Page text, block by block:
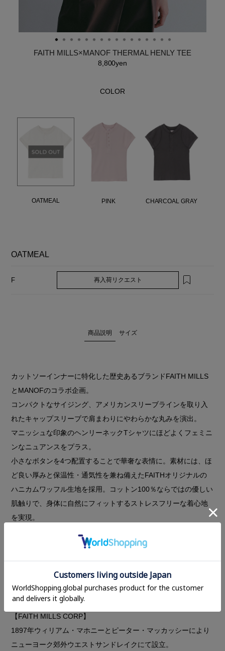
FAITH MILLS×MANOF THERMAL HENLY TEE
8,800yen
COLOR
OATMEAL PINK CHARCOAL GRAY
OATMEAL
F 再入荷リクエスト
商品説明 サイズ
カットソーインナーに特化した歴史あるブランドFAITH MILLS
とMANOFのコラボ企画。
コンパクトなサイジング、アメリカンスリーブラインを取り入
れたキャップスリーブで肩まわりにやわらかな丸みを演出。
マニッシュな印象のヘンリーネックTシャツにほどよくフェミニ
ンなニュアンスをプラス。
小さなボタンを4つ配置することで華奢な表情に。素材には、ほ
ど良い厚みと保温性・通気性を兼ね備えたFAITHオリジナルの
ハニカムワッフル生地を採用。コットン100％ならではの優しい
肌触りで、身体に自然にフィットするストレスフリーな着心地
を実現。
一枚でスタイリングできて、品のある大人のためのベーシックT
同素材のタンクトップとレイヤードする着こなしもおすすめ。
【FAITH MILLS CORP】
1897年ウィリアム・マホニーとピーター・マッカッシーにより
ニューヨーク郊外ウエストサンドレイクにて設立。